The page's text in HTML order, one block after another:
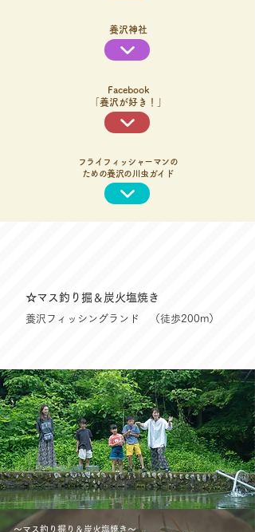
養沢神社
Facebook
​「養沢が好き！」
フライフィッシャーマンの
ための養沢の川虫ガイド
☆マス釣り掘＆炭火塩焼き
養沢フィッシングランド （徒歩200m）
～マス釣り掘り＆炭火塩焼き～